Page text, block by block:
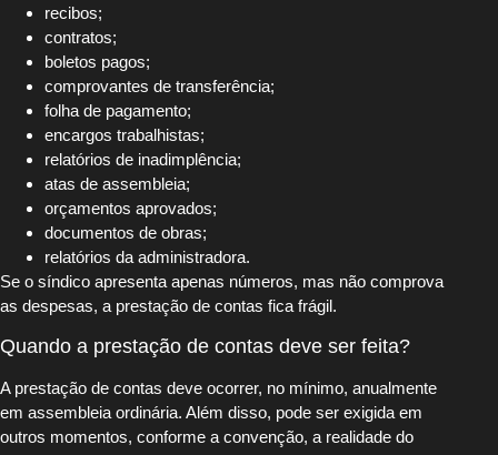
recibos;
contratos;
boletos pagos;
comprovantes de transferência;
folha de pagamento;
encargos trabalhistas;
relatórios de inadimplência;
atas de assembleia;
orçamentos aprovados;
documentos de obras;
relatórios da administradora.
Se o síndico apresenta apenas números, mas não comprova
as despesas, a prestação de contas fica frágil.
Quando a prestação de contas deve ser feita?
A prestação de contas deve ocorrer, no mínimo, anualmente
em assembleia ordinária. Além disso, pode ser exigida em
outros momentos, conforme a convenção, a realidade do